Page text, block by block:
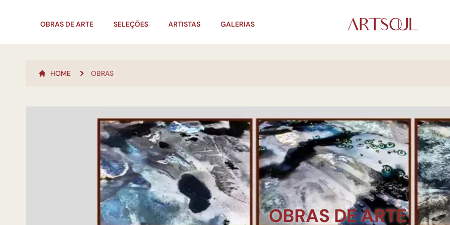
OBRAS DE ARTE SELEÇÕES ARTISTAS GALERIAS
HOME OBRAS
OBRAS DE ARTE